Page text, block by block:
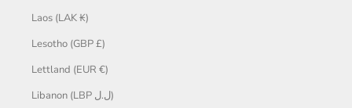
Laos (LAK ₭)
Lesotho (GBP £)
Lettland (EUR €)
Libanon (LBP ل.ل)